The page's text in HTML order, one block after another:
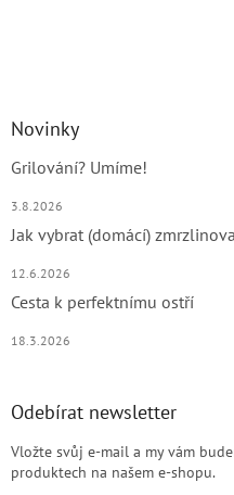
Novinky
Grilování? Umíme!
3.8.2026
Jak vybrat (domácí)
12.6.2026
Cesta k perfektnímu ostří
18.3.2026
Odebírat newsletter
Vložte svůj e-mail a my vám
produktech na našem e-shopu.